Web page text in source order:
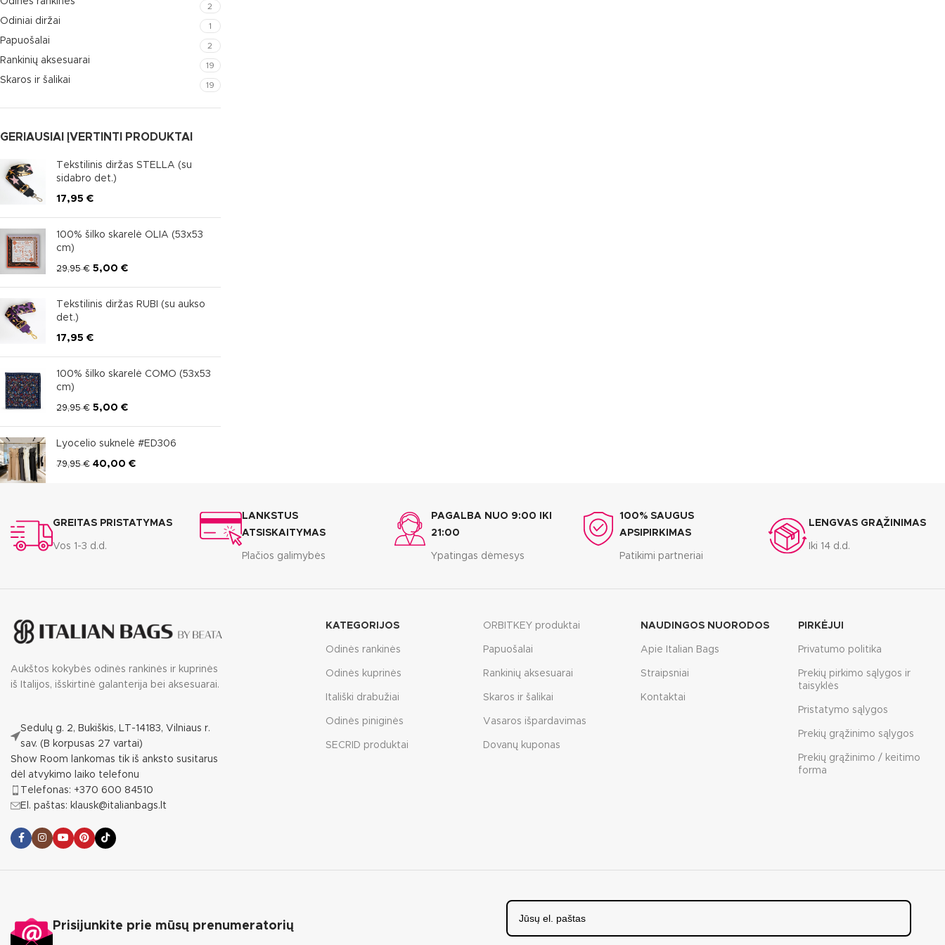
2
Odiniai diržai 1
Papuošalai 2
Rankinių aksesuarai 19
Skaros ir šalikai 19
GERIAUSIAI ĮVERTINTI PRODUKTAI
Tekstilinis diržas STELLA (su
sidabro det.)
17,95 €
100% šilko skarelė OLIA (53x53
cm)
29,95€ 5,00 €
Tekstilinis diržas RUBI (su aukso
det.)
17,95 €
100% šilko skarelė COMO (53x53
cm)
29,95€ 5,00 €
Lyocelio suknelė #ED306
79,95€ 40,00 €
GREITAS PRISTATYMAS
Vos 1-3 d.d.
LANKSTUS
ATSISKAITYMAS
Plačios galimybės
PAGALBA NUO 9:00 IKI
21:00
Ypatingas dėmesys
100% SAUGUS
APSIPIRKIMAS
Patikimi partneriai
LENGVAS GRĄŽINIMAS
Iki 14 d.d.
Aukštos kokybės odinės rankinės ir kuprinės
iš Italijos, išskirtinė galanterija bei aksesuarai.
Sedulų g. 2, Bukiškis, LT-14183, Vilniaus r.
sav. (B korpusas 27 vartai)
Show Room lankomas tik iš anksto susitarus
dėl atvykimo laiko telefonu
Telefonas: +370 600 84510
El. paštas: klausk@italianbags.lt
KATEGORIJOS
Odinės rankinės
Odinės kuprinės
Itališki drabužiai
Odinės piniginės
SECRID produktai
ORBITKEY produktai
Papuošalai
Rankinių aksesuarai
Skaros ir šalikai
Vasaros išpardavimas
Dovanų kuponas
NAUDINGOS NUORODOS
Apie Italian Bags
Straipsniai
Kontaktai
PIRKĖJUI
Privatumo politika
Prekių pirkimo sąlygos ir
taisyklės
Pristatymo sąlygos
Prekių grąžinimo sąlygos
Prekių grąžinimo / keitimo
forma
Prisijunkite prie mūsų prenumeratorių